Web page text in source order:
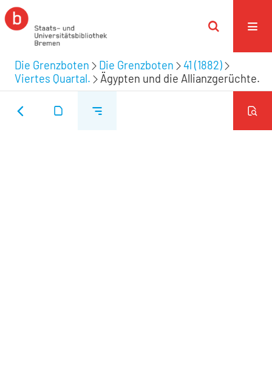
Die Grenzboten Die Grenzboten
41 (1882)
Viertes Quartal.
Ägypten und die Allianzgerüchte.